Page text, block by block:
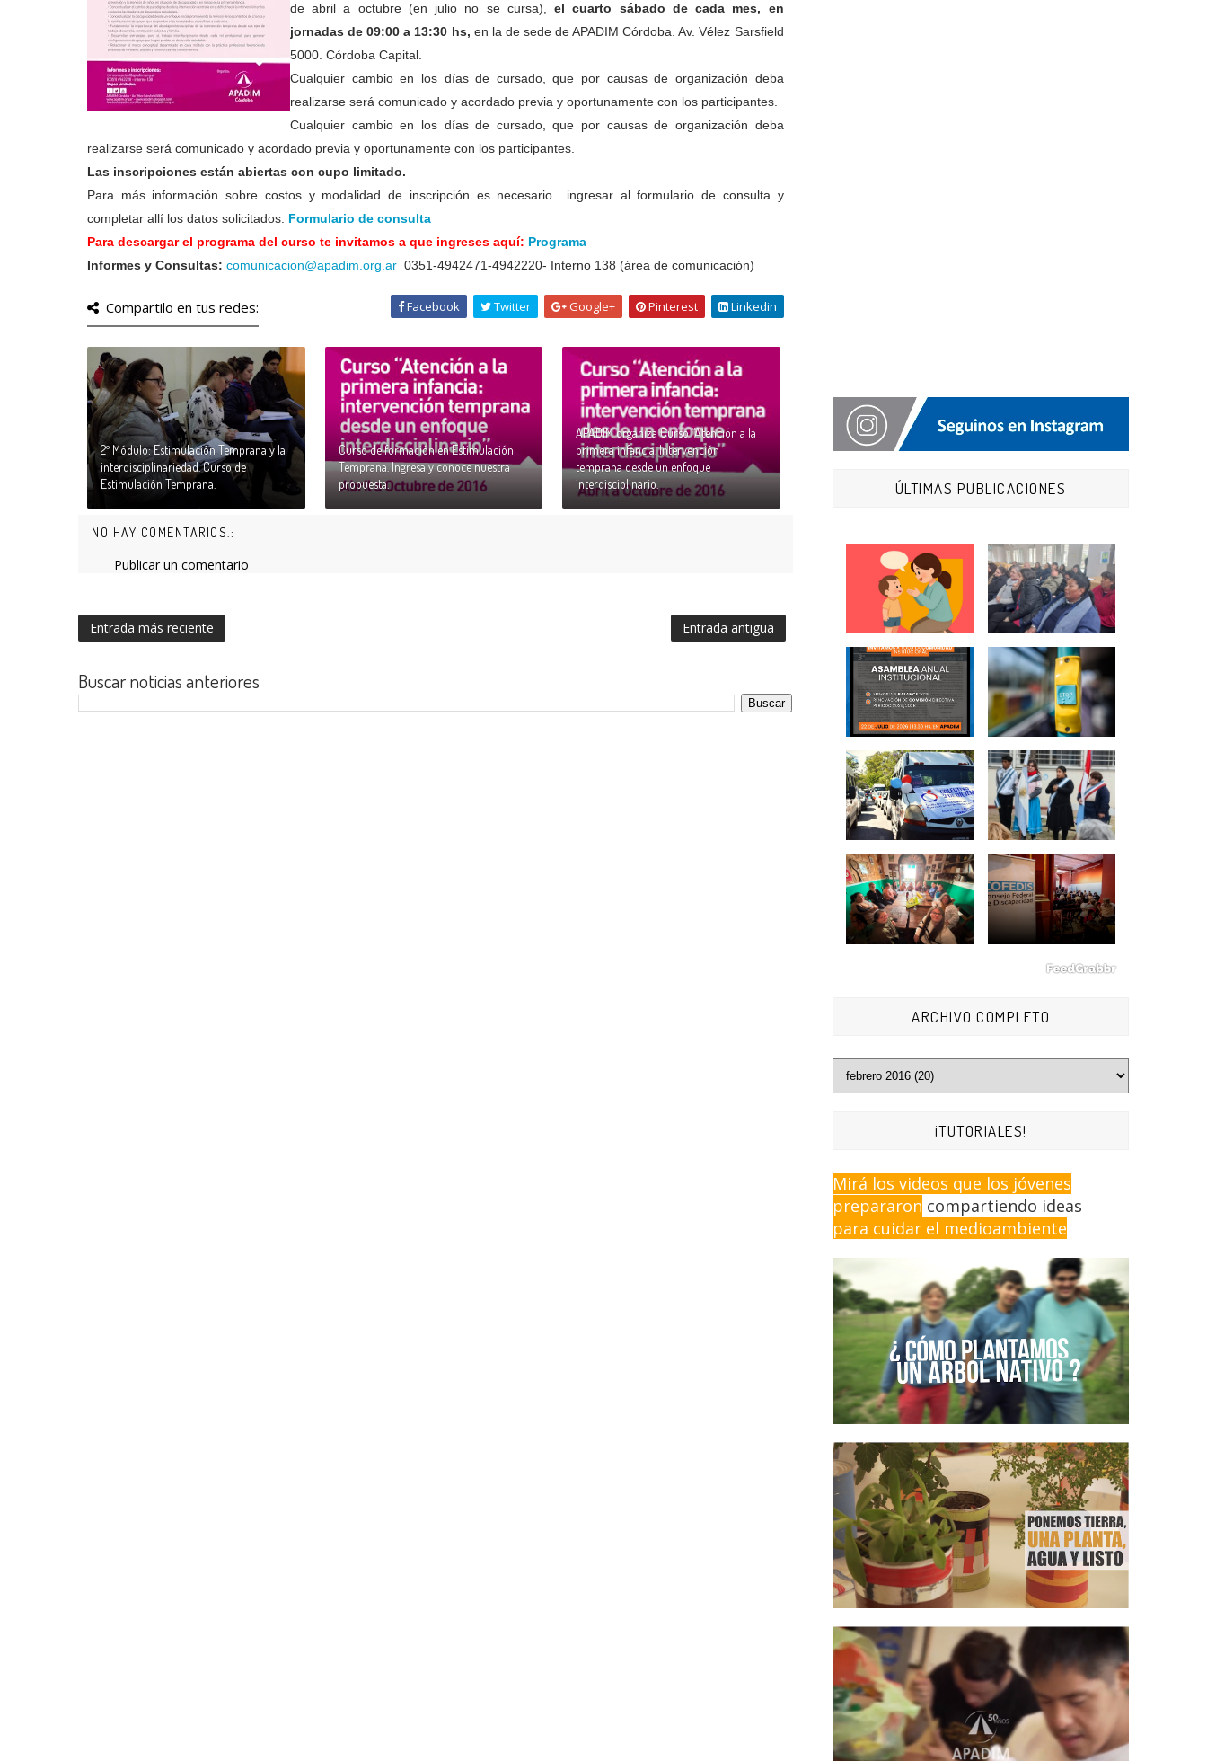
de abril a octubre (en julio no se cursa),
el cuarto sábado de cada mes, en
jornadas de 09:00 a 13:30 hs, en la de sede de APADIM Córdoba. Av. Vélez Sarsfield
5000. Córdoba Capital.
Cualquier cambio en los díasde cursado,que por causas de organización deba
realizarse será comunicado y acordado previa y oportunamente con los participantes.
Cualquier cambio en los díasde cursado,que por causas de organización deba
realizarse será comunicado y acordado previa y oportunamente con los participantes.
Las inscripciones están abiertas con cupo limitado.
Para más información sobre costos y modalidad de inscripción es necesario ingresar al formulario de consulta y
completar allí los datos solicitados: Formulario de consulta
Para descargar el programa del curso te invitamos a que ingreses aquí: Programa
Informes y Consultas: comunicacion@apadim.org.ar 0351-4942471-4942220- Interno 138 (área de comunicación)
Compartilo en tus redes: Facebook Twitter Google+ Pinterest Linkedin
2º Módulo: Estimulación Temprana y la
interdisciplinariedad. Curso de
Estimulación Temprana.
Curso de formación en Estimulación
Temprana. Ingresa y conoce nuestra
propuesta.
APADIM organiza Curso “Atención a la
primera infancia. Intervención
temprana desde un enfoque
interdisciplinario.
NO HAY COMENTARIOS.:
Publicar un comentario
Entrada más reciente Entrada antigua
Buscar noticias anteriores
ÚLTIMAS PUBLICACIONES
ARCHIVO COMPLETO
¡TUTORIALES!
Mirá los videos que los jóvenes
prepararon compartiendo ideas
para cuidar el medioambiente